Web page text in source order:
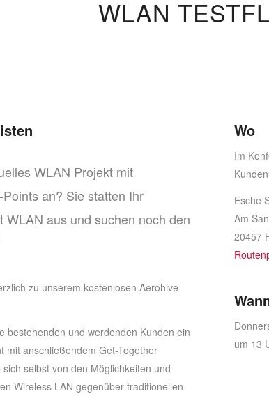
WLAN
WLAN Projekt mit
an? Sie statten Ihr
WLAN aus und suchen noch den
zu unserem kostenlosen Aerohive
bestehenden und werdenden Kunden ein
mit anschließendem Get-Together
selbst von den Möglichkeiten und
Wireless LAN gegenüber traditionellen
Wo
Im
Esche
Am
20457
um 13